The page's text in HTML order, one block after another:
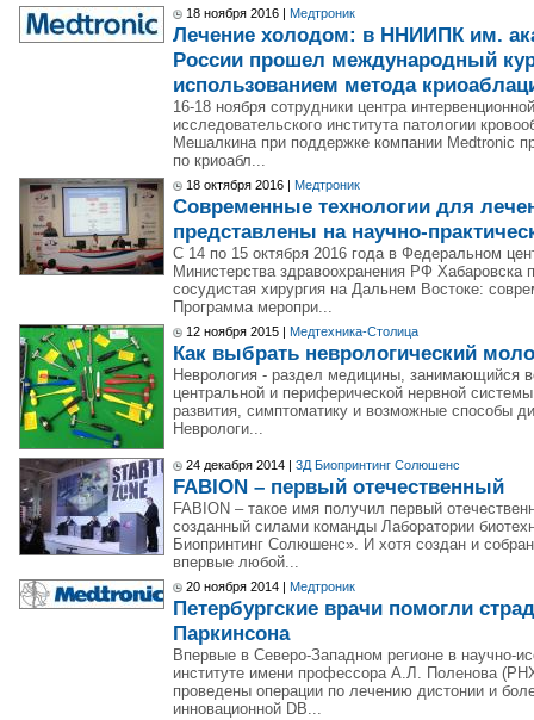
18 ноября 2016 | Медтроник
Лечение холодом: в ННИИПК им.
России прошел международный
использованием метода
16-18 ноября сотрудники центра
исследовательского института патологии
Мешалкина при поддержке компании Medtronic
по криоабл...
18 октября 2016 | Медтроник
Современные технологии для
представлены на научно-
С 14 по 15 октября 2016 года в Федеральном
Министерства здравоохранения РФ
сосудистая хирургия на Дальнем Востоке:
Программа меропри...
12 ноября 2015 | Медтехника-Столица
Как выбрать неврологический
Неврология - раздел медицины, занимающийся
центральной и периферической нервной
развития, симптоматику и возможные способы
Неврологи...
24 декабря 2014 | 3Д Биопринтинг Солюшенс
FABION – первый отечественный
FABION – такое имя получил первый
созданный силами команды Лаборатории
Биопринтинг Солюшенс». И хотя создан и
впервые любой...
20 ноября 2014 | Медтроник
Петербургские врачи помогли
Паркинсона
Впервые в Северо-Западном регионе в научно-
институте имени профессора А.Л. Поленова
проведены операции по лечению дистонии и
инновационной DB...